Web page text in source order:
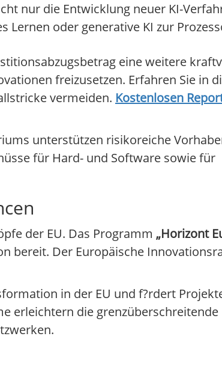
nur die Entwicklung neuer KI-
Lernen oder generative KI zur
eine weitere
freizusetzen. Erfahren Sie in
vermeiden. Kostenlosen
unterstützen risikoreiche
für Hard- und Software sowie für
der EU. Das Programm „Horizont
bereit. Der Europäische
in der EU und f?rdert
erleichtern die grenzüberschreitende